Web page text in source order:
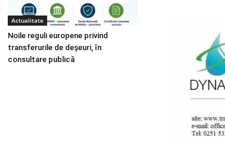
Actualitate
Noile reguli europene privind
transferurile de deșeuri, în
consultare publică